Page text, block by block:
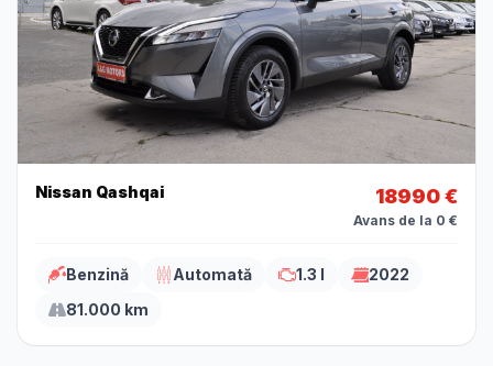
Nissan Qashqai 18990 €
Avans de la 0 €
Benzină Automată 1.3 l
2022
81.000 km